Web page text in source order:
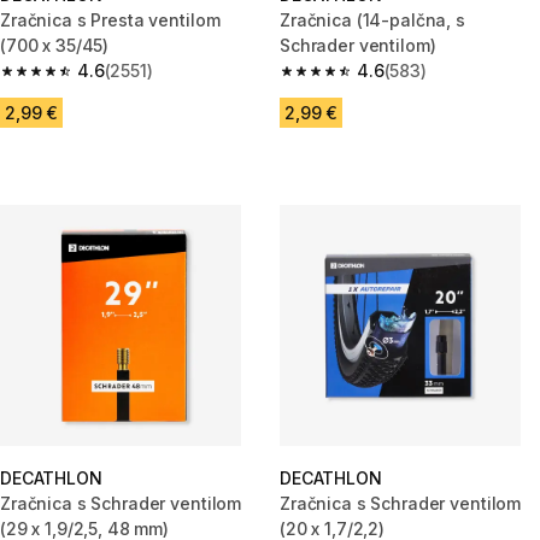
Zračnica s Presta ventilom
(700 x 35/45)
4.6
4.6 od 5 zvezdic from 2551 ocene
(2551)
2,99 €
Zračnica (14-palčna, s
Schrader ventilom)
4.6
4.6 od 5 zvezdic from 583
(583)
2,99 €
DECATHLON
Zračnica s Schrader ventilom
(29 x 1,9/2,5, 48 mm)
DECATHLON
Zračnica s Schrader ventilom
(20 x 1,7/2,2)